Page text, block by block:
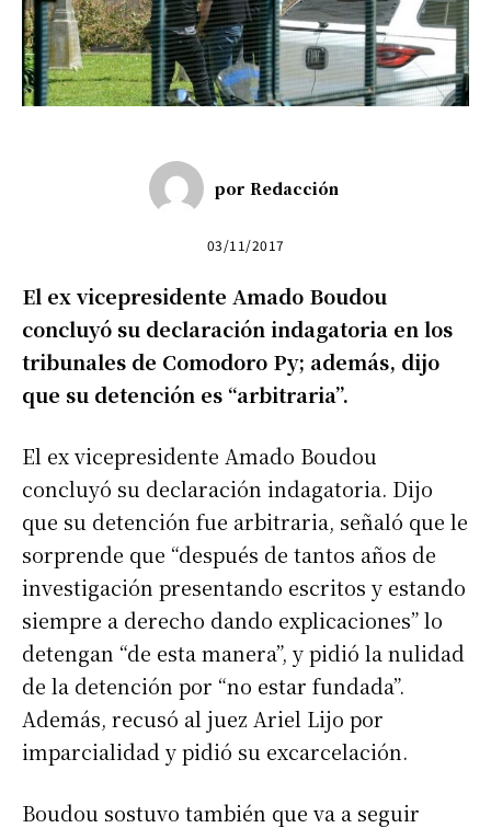
por Redacción
03/11/2017
El ex vicepresidente Amado Boudou
concluyó su declaración indagatoria en los
tribunales de Comodoro Py; además, dijo
que su detención es “arbitraria”.
El ex vicepresidente Amado Boudou
concluyó su declaración indagatoria. Dijo
que su detención fue arbitraria, señaló que le
sorprende que “después de tantos años de
investigación presentando escritos y estando
siempre a derecho dando explicaciones” lo
detengan “de esta manera”, y pidió la nulidad
de la detención por “no estar fundada”.
Además, recusó al juez Ariel Lijo por
imparcialidad y pidió su excarcelación.
Boudou sostuvo también que va a seguir